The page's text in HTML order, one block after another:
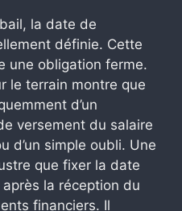
la date de
définie. Cette
une obligation ferme.
le terrain montre que
d’un
versement du salaire
d’un simple oubli. Une
que fixer la date
la réception du
financiers. Il